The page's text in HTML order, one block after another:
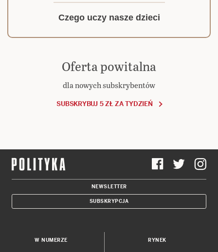
Czego uczy nasze dzieci
Oferta powitalna
dla nowych subskrybentów
SUBSKRYBUJ 5 ZŁ ZA TYDZIEŃ
NEWSLETTER
SUBSKRYPCJA
W NUMERZE RYNEK